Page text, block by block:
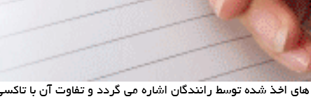
اخذ شده توسط رانندگان اشاره می گردد و تفاوت آن با